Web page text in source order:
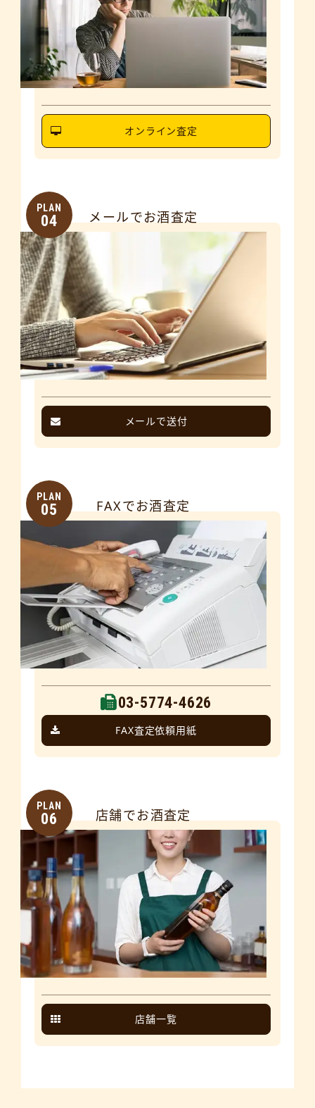
オンライン査定
PLAN
04 メールでお酒査定
メールで送付
PLAN
05 FAXでお酒査定
03-5774-4626
FAX査定依頼用紙
PLAN
06 店舗でお酒査定
店舗一覧